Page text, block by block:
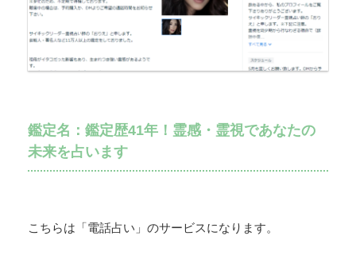
鑑定名：鑑定歴41年！霊感・霊視であなたの
未来を占います
こちらは「電話占い」のサービスになります。